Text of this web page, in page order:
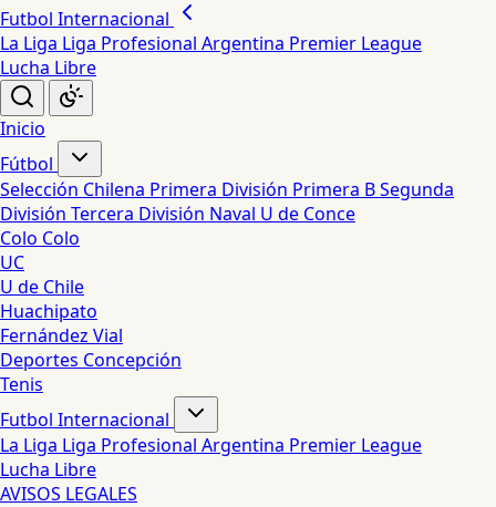
Futbol Internacional
La Liga Liga Profesional Argentina Premier League
Lucha Libre
Inicio
Fútbol
Selección Chilena Primera División Primera BSegunda
División Tercera División Naval U de Conce
Colo Colo
UC
U de Chile
Huachipato
Fernández Vial
Deportes Concepción
Tenis
Futbol Internacional
La Liga Liga Profesional Argentina Premier League
Lucha Libre
AVISOS LEGALES